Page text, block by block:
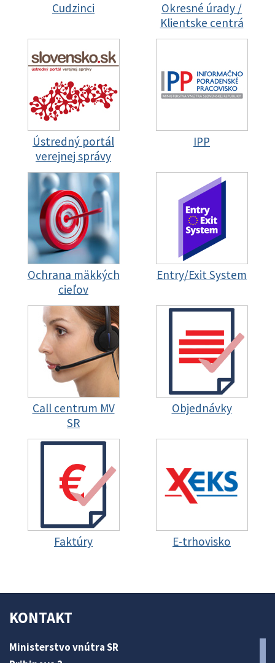
Cudzinci
Okresné úrady /
Klientske centrá
Ústredný portál
verejnej správy
IPP
Ochrana mäkkých
cieľov
Entry/Exit System
Call centrum MV
SR
Objednávky
Faktúry E-trhovisko
KONTAKT
Ministerstvo vnútra SR